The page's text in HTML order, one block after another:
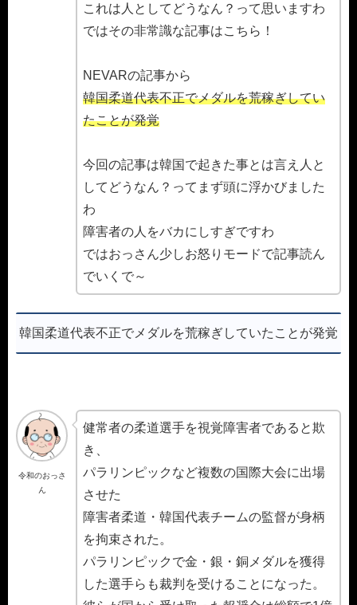
これは人としてどうなん？って思いますわ
ではその非常識な記事はこちら！
NEVARの記事から
韓国柔道代表不正でメダルを荒稼ぎしてい
たことが発覚
今回の記事は韓国で起きた事とは言え人と
してどうなん？ってまず頭に浮かびました
わ
障害者の人をバカにしすぎですわ
ではおっさん少しお怒りモードで記事読ん
でいくで～
韓国柔道代表不正でメダルを荒稼ぎしていたことが発覚
令和のおっさ
ん
健常者の柔道選手を視覚障害者であると欺
き、
パラリンピックなど複数の国際大会に出場
させた
障害者柔道・韓国代表チームの監督が身柄
を拘束された。
パラリンピックで金・銀・銅メダルを獲得
した選手らも裁判を受けることになった。